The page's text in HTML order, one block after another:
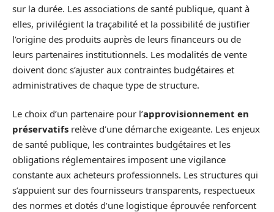
sur la durée. Les associations de santé publique, quant à
elles, privilégient la traçabilité et la possibilité de justifier
l’origine des produits auprès de leurs financeurs ou de
leurs partenaires institutionnels. Les modalités de vente
doivent donc s’ajuster aux contraintes budgétaires et
administratives de chaque type de structure.
Le choix d’un partenaire pour l’approvisionnement en
préservatifs relève d’une démarche exigeante. Les enjeux
de santé publique, les contraintes budgétaires et les
obligations réglementaires imposent une vigilance
constante aux acheteurs professionnels. Les structures qui
s’appuient sur des fournisseurs transparents, respectueux
des normes et dotés d’une logistique éprouvée renforcent